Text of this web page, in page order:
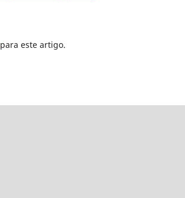
para este artigo.